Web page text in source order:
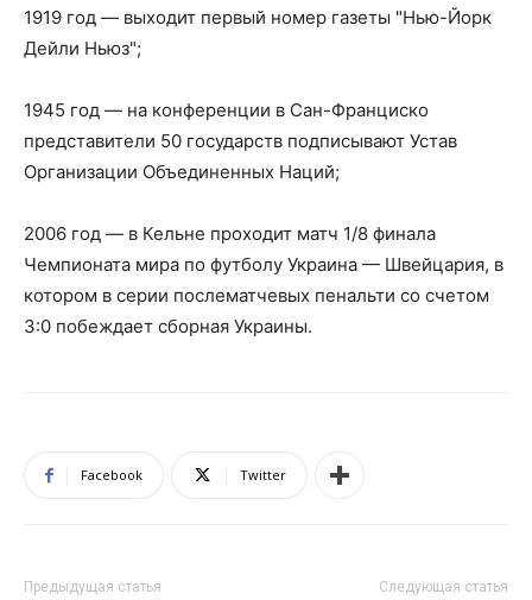
1919 год — выходит первый номер газеты "Нью-Йорк
Дейли Ньюз";
1945 год — на конференции в Сан-Франциско
представители 50 государств подписывают Устав
Организации Объединенных Наций;
2006 год — в Кельне проходит матч 1/8 финала
Чемпионата мира по футболу Украина — Швейцария, в
котором в серии послематчевых пенальти со счетом
3:0 побеждает сборная Украины.
Facebook Twitter
Предыдущая статья Следующая статья